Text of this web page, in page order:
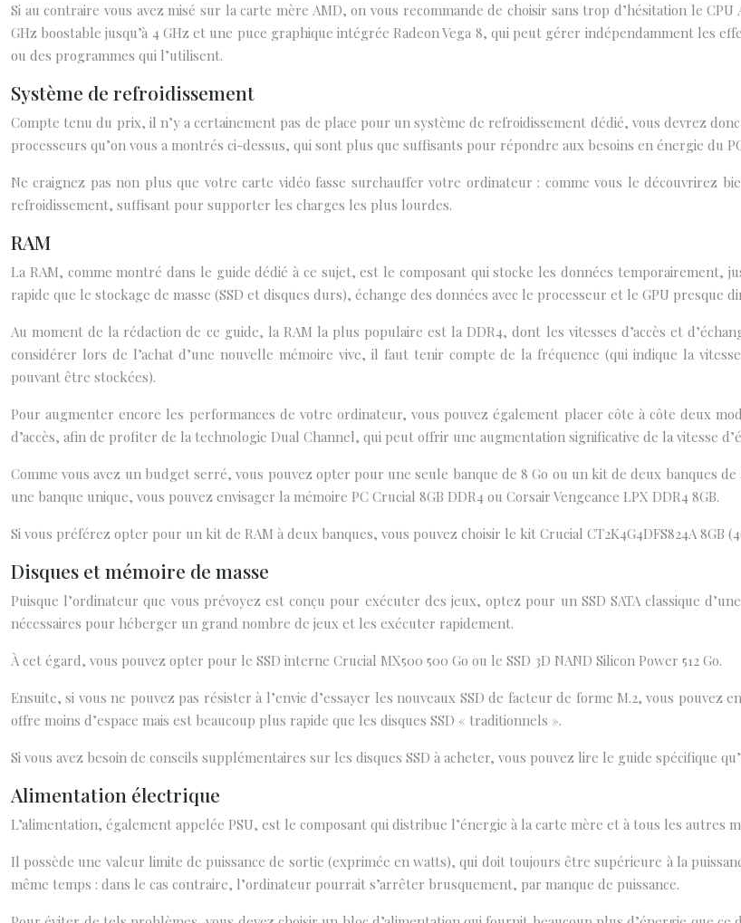
Si au contraire vous avez misé sur la carte mère AMD, on vous recommande de choisir sans trop d’hésitation le
GHz boostable jusqu’à 4 GHz et une puce graphique intégrée Radeon Vega 8, qui peut gérer indépendamment les
ou des programmes qui l’utilisent.
Système de refroidissement
Compte tenu du prix, il n’y a certainement pas de place pour un système de refroidissement dédié, vous devrez
processeurs qu’on vous a montrés ci-dessus, qui sont plus que suffisants pour répondre aux besoins en énergie du
Ne craignez pas non plus que votre carte vidéo fasse surchauffer votre ordinateur : comme vous le découvrirez
refroidissement, suffisant pour supporter les charges les plus lourdes.
RAM
La RAM, comme montré dans le guide dédié à ce sujet, est le composant qui stocke les données temporairement,
rapide que le stockage de masse (SSD et disques durs), échange des données avec le processeur et le GPU presque
Au moment de la rédaction de ce guide, la RAM la plus populaire est la DDR4, dont les vitesses d’accès et
considérer lors de l’achat d’une nouvelle mémoire vive, il faut tenir compte de la fréquence (qui indique la
pouvant être stockées).
Pour augmenter encore les performances de votre ordinateur, vous pouvez également placer côte à côte deux
d’accès, afin de profiter de la technologie Dual Channel, qui peut offrir une augmentation significative de la vitesse
Comme vous avez un budget serré, vous pouvez opter pour une seule banque de 8 Go ou un kit de deux banques
une banque unique, vous pouvez envisager la mémoire PC Crucial 8GB DDR4 ou Corsair Vengeance LPX DDR4 8GB.
Si vous préférez opter pour un kit de RAM à deux banques, vous pouvez choisir le kit Crucial CT2K4G4DFS824A 8GB
Disques et mémoire de masse
Puisque l’ordinateur que vous prévoyez est conçu pour exécuter des jeux, optez pour un SSD SATA classique
nécessaires pour héberger un grand nombre de jeux et les exécuter rapidement.
À cet égard, vous pouvez opter pour le SSD interne Crucial MX500 500 Go ou le SSD 3D NAND Silicon Power 512 Go.
Ensuite, si vous ne pouvez pas résister à l’envie d’essayer les nouveaux SSD de facteur de forme M.2, vous pouvez
offre moins d’espace mais est beaucoup plus rapide que les disques SSD « traditionnels ».
Si vous avez besoin de conseils supplémentaires sur les disques SSD à acheter, vous pouvez lire le guide spécifique
Alimentation électrique
L’alimentation, également appelée PSU, est le composant qui distribue l’énergie à la carte mère et à tous les autres
Il possède une valeur limite de puissance de sortie (exprimée en watts), qui doit toujours être supérieure à la
même temps : dans le cas contraire, l’ordinateur pourrait s’arrêter brusquement, par manque de puissance.